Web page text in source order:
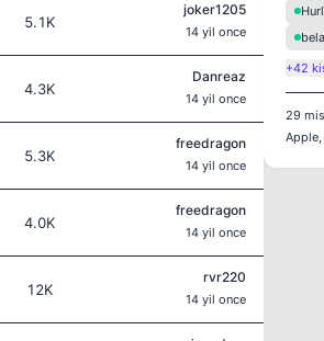
5.1K
joker1205
14 yil once
4.3K
Danreaz
14 yil once
5.3K
freedragon
14 yil once
4.0K
freedragon
14 yil once
12K
rvr220
14 yil once
+42
29